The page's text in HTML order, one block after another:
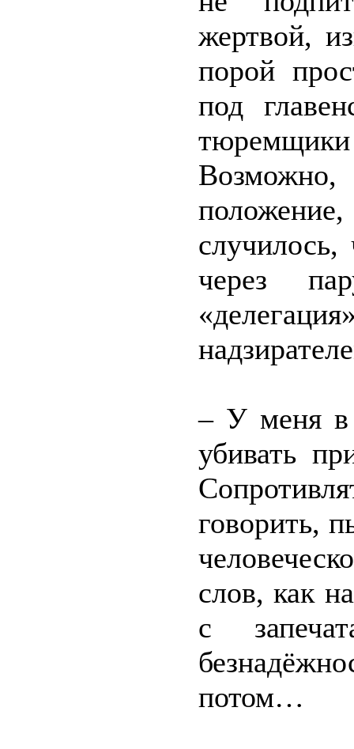
жертвой,
порой
под
тюремщики
положение,
через
– У меня в
убивать
говорить,
слов, как
с
потом…